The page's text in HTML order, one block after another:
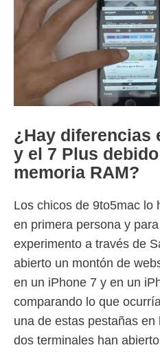
¿Hay diferencias
y el 7 Plus
memoria RAM?
Los chicos de 9to5mac lo
en primera persona y
experimento a través de
abierto un montón de
en un iPhone 7 y en un
comparando lo que
una de estas pestañas
dos terminales han